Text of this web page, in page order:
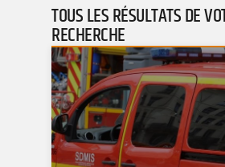
TOUS LES RÉSULTATS DE
RECHERCHE